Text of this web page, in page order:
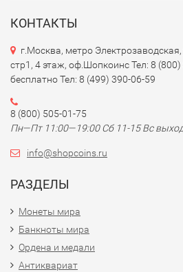
КОНТАКТЫ
г.Москва, метро
стр1, 4 этаж, оф.Шопкоинс Тел: 8
бесплатно Тел: 8 (499) 390-06-59
8 (800) 505-01-75
Пн—Пт 11:00—19:00 Сб 11-15 Вс
info@shopcoins.ru
РАЗДЕЛЫ
Монеты мира
Банкноты мира
Ордена и медали
Антиквариат